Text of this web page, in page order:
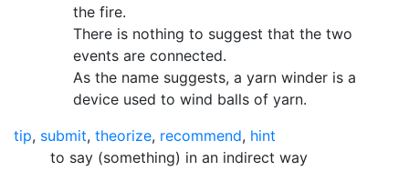
the fire.
There is nothing to suggest that the two
events are connected.
As the name suggests, a yarn winder is a
device used to wind balls of yarn.
tip, submit, theorize, recommend, hint
to say (something) in an indirect way